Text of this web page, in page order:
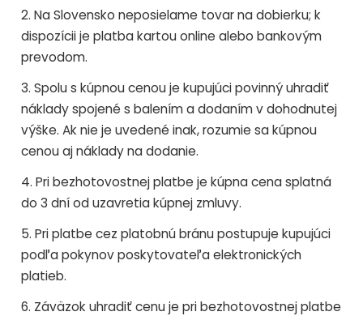
2. Na Slovensko neposielame tovar na dobierku; k
dispozícii je platba kartou online alebo bankovým
prevodom.
3. Spolu s kúpnou cenou je kupujúci povinný uhradiť
náklady spojené s balením a dodaním v dohodnutej
výške. Ak nie je uvedené inak, rozumie sa kúpnou
cenou aj náklady na dodanie.
4. Pri bezhotovostnej platbe je kúpna cena splatná
do 3 dní od uzavretia kúpnej zmluvy.
5. Pri platbe cez platobnú bránu postupuje kupujúci
podľa pokynov poskytovateľa elektronických
platieb.
6. Záväzok uhradiť cenu je pri bezhotovostnej platbe